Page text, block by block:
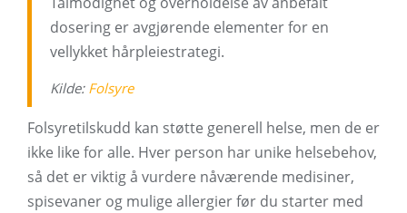
dosering er avgjørende elementer for en
vellykket hårpleiestrategi.
Kilde: Folsyre
Folsyretilskudd kan støtte generell helse, men de er
ikke like for alle. Hver person har unike helsebehov,
så det er viktig å vurdere nåværende medisiner,
spisevaner og mulige allergier før du starter med